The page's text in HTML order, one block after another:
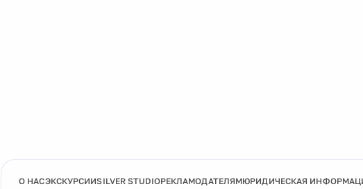
О НАСЭКСКУРСИИSILVER STUDIOРЕКЛАМОДАТЕЛЯМЮРИДИЧЕСКАЯ